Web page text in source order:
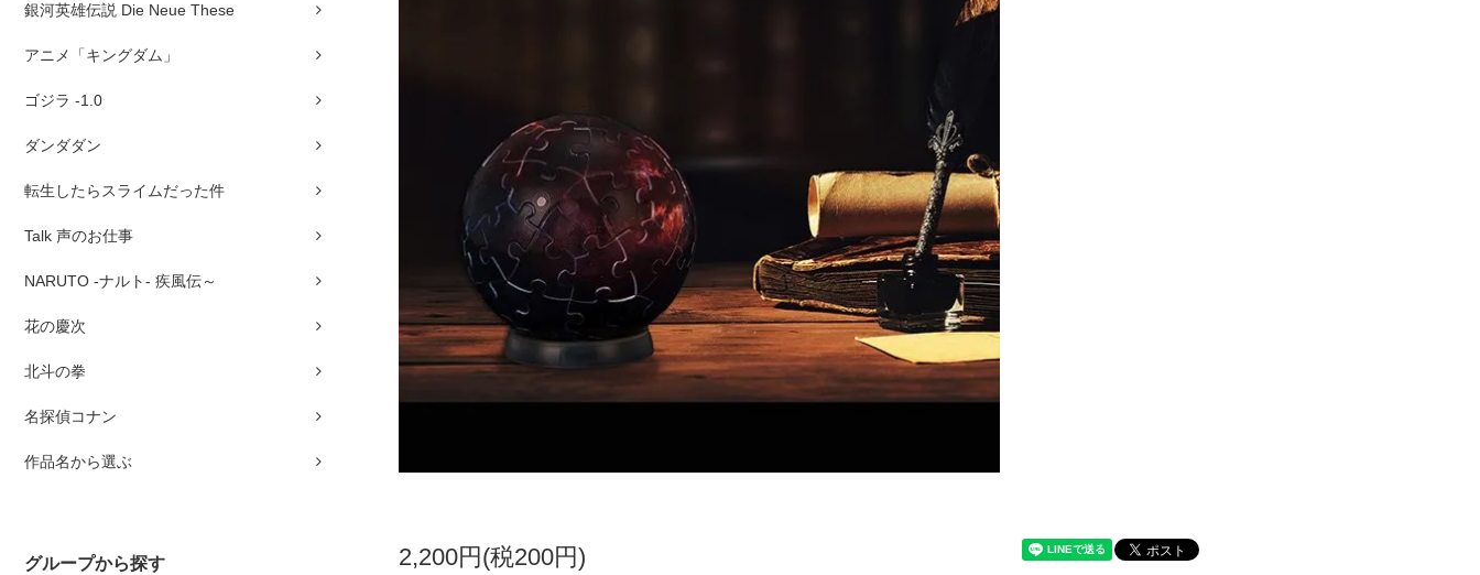
銀河英雄伝説 Die Neue These
アニメ「キングダム」
ゴジラ -1.0
ダンダダン
転生したらスライムだった件
Talk 声のお仕事
NARUTO -ナルト- 疾風伝～
花の慶次
北斗の拳
名探偵コナン
作品名から選ぶ
グループから探す 2,200円(税200円)